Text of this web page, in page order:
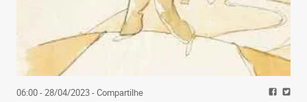
06:00 - 28/04/2023- Compartilhe